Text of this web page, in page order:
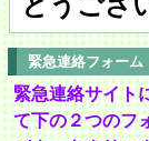
緊急連絡フォーム
緊急連絡サイト
て下の２つのフ